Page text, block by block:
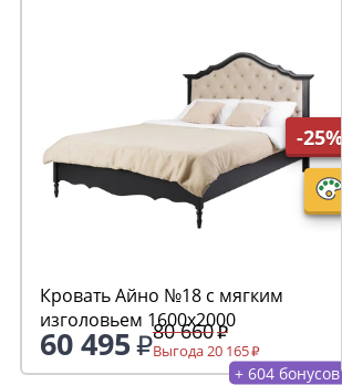
-25%
Кровать Айно №18 с мягким
изголовьем 1600х2000
60 495 80 660
Выгода 20 165
+ 604 бонусов